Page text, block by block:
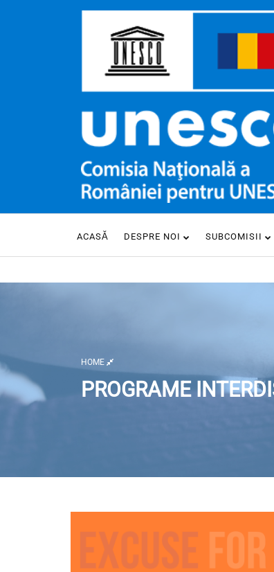
ACASĂ DESPRE NOI SUBCOMISII
HOME
PROGRAME